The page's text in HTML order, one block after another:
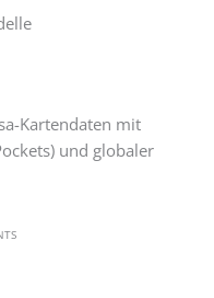
Kartendaten mit
und globaler